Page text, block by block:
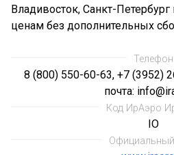
Владивосток, Санкт-
ценам без дополнительных
Телефон
8 (800) 550-60-63, +7 (3952)
почта:
Код ИрАэро
IO